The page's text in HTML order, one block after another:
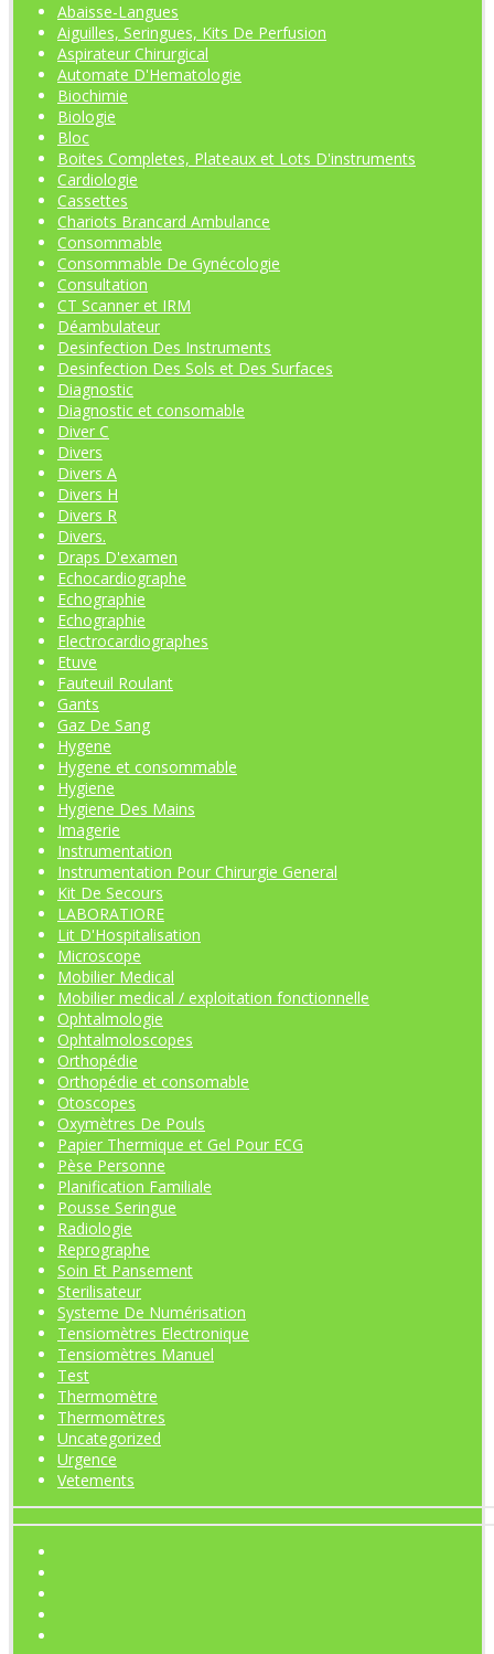
Abaisse-Langues
Aiguilles, Seringues, Kits De Perfusion
Aspirateur Chirurgical
Automate D'Hematologie
Biochimie
Biologie
Bloc
Boites Completes, Plateaux et Lots D'instruments
Cardiologie
Cassettes
Chariots Brancard Ambulance
Consommable
Consommable De Gynécologie
Consultation
CT Scanner et IRM
Déambulateur
Desinfection Des Instruments
Desinfection Des Sols et Des Surfaces
Diagnostic
Diagnostic et consomable
Diver C
Divers
Divers A
Divers H
Divers R
Divers.
Draps D'examen
Echocardiographe
Echographie
Echographie
Electrocardiographes
Etuve
Fauteuil Roulant
Gants
Gaz De Sang
Hygene
Hygene et consommable
Hygiene
Hygiene Des Mains
Imagerie
Instrumentation
Instrumentation Pour Chirurgie General
Kit De Secours
LABORATIORE
Lit D'Hospitalisation
Microscope
Mobilier Medical
Mobilier medical / exploitation fonctionnelle
Ophtalmologie
Ophtalmoloscopes
Orthopédie
Orthopédie et consomable
Otoscopes
Oxymètres De Pouls
Papier Thermique et Gel Pour ECG
Pèse Personne
Planification Familiale
Pousse Seringue
Radiologie
Reprographe
Soin Et Pansement
Sterilisateur
Systeme De Numérisation
Tensiomètres Electronique
Tensiomètres Manuel
Test
Thermomètre
Thermomètres
Uncategorized
Urgence
Vetements